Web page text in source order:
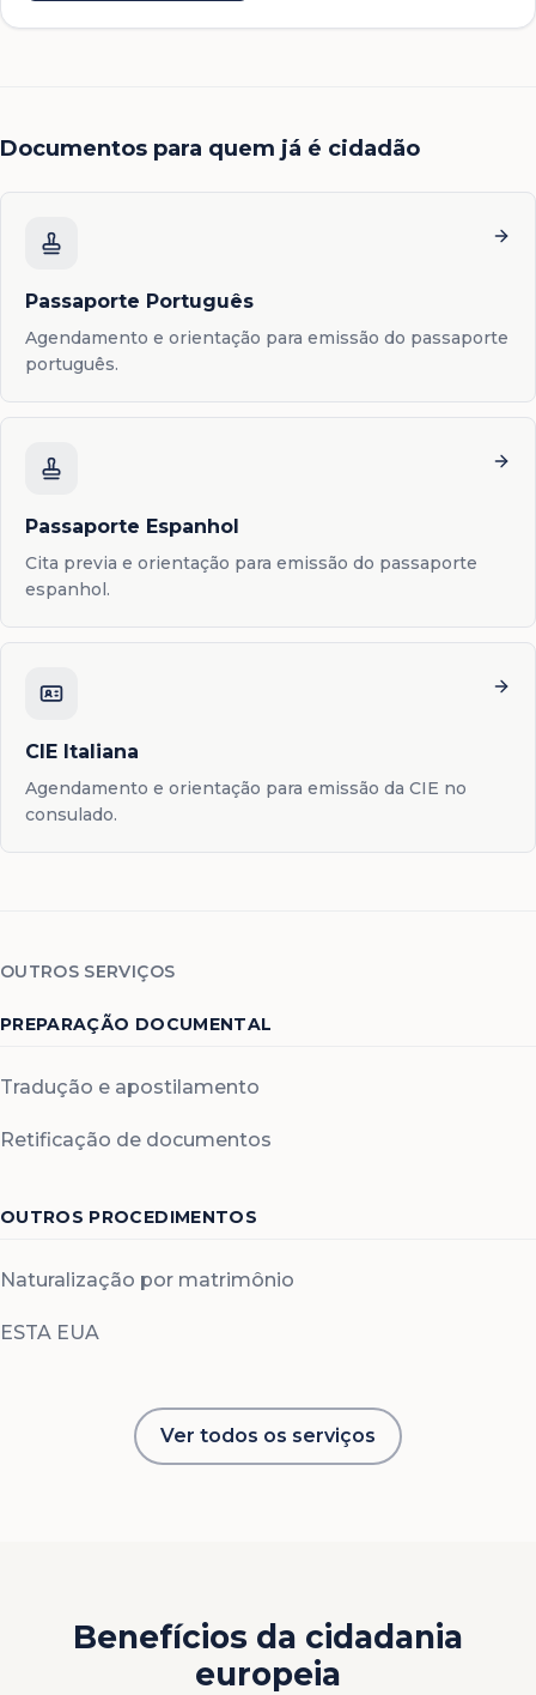
Documentos para quem já é cidadão
Passaporte Português
Agendamento e orientação para emissão do passaporte
português.
Passaporte Espanhol
Cita previa e orientação para emissão do passaporte
espanhol.
CIE Italiana
Agendamento e orientação para emissão da CIE no
consulado.
OUTROS SERVIÇOS
PREPARAÇÃO DOCUMENTAL
Tradução e apostilamento
Retificação de documentos
OUTROS PROCEDIMENTOS
Naturalização por matrimônio
ESTA EUA
Ver todos os serviços
Benefícios da cidadania
europeia